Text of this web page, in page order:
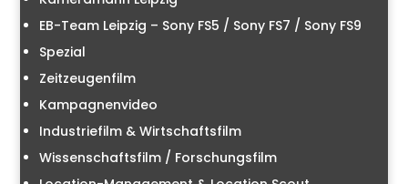
EB-Team Leipzig – Sony FS5 / Sony FS7 / Sony FS9
Spezial
Zeitzeugenfilm
Kampagnenvideo
Industriefilm & Wirtschaftsfilm
Wissenschaftsfilm / Forschungsfilm